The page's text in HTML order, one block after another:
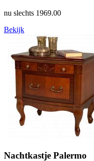
nu slechts 1969.00
Bekijk
Nachtkastje Palermo